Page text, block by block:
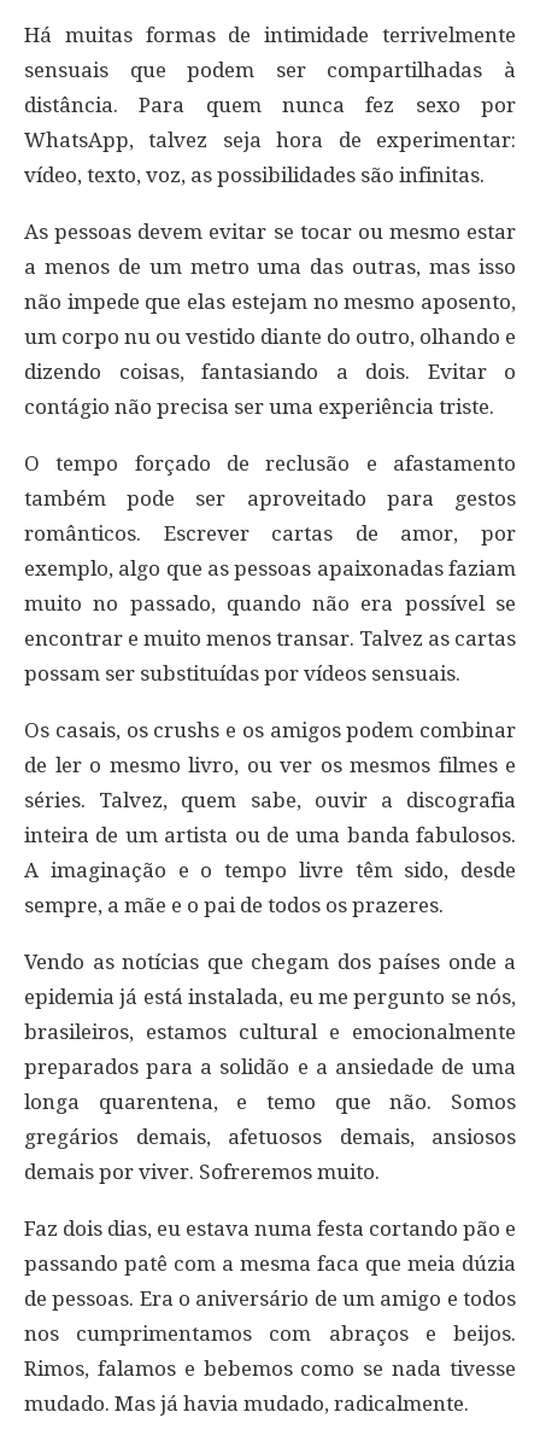
Há muitas formas de intimidade terrivelmente
sensuais que podem ser compartilhadas à
distância. Para quem nunca fez sexo por
WhatsApp, talvez seja hora de experimentar:
vídeo, texto, voz, as possibilidades são infinitas.
As pessoas devem evitar se tocar ou mesmo estar
a menos de um metro uma das outras, mas isso
não impede que elas estejam no mesmo aposento,
um corpo nu ou vestido diante do outro, olhando e
dizendo coisas, fantasiando a dois. Evitar o
contágio não precisa ser uma experiência triste.
O tempo forçado de reclusão e afastamento
também pode ser aproveitado para gestos
românticos. Escrever cartas de amor, por
exemplo, algo que as pessoas apaixonadas faziam
muito no passado, quando não era possível se
encontrar e muito menos transar. Talvez as cartas
possam ser substituídas por vídeos sensuais.
Os casais, os crushs e os amigos podem combinar
de ler o mesmo livro, ou ver os mesmos filmes e
séries. Talvez, quem sabe, ouvir a discografia
inteira de um artista ou de uma banda fabulosos.
A imaginação e o tempo livre têm sido, desde
sempre, a mãe e o pai de todos os prazeres.
Vendo as notícias que chegam dos países onde a
epidemia já está instalada, eu me pergunto se nós,
brasileiros, estamos cultural e emocionalmente
preparados para a solidão e a ansiedade de uma
longa quarentena, e temo que não. Somos
gregários demais, afetuosos demais, ansiosos
demais por viver. Sofreremos muito.
Faz dois dias, eu estava numa festa cortando pão e
passando patê com a mesma faca que meia dúzia
de pessoas. Era o aniversário de um amigo e todos
nos cumprimentamos com abraços e beijos.
Rimos, falamos e bebemos como se nada tivesse
mudado. Mas já havia mudado, radicalmente.